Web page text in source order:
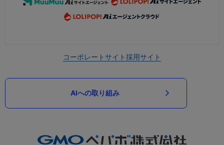
コーポレートサイト採用サイト
AIへの取り組み